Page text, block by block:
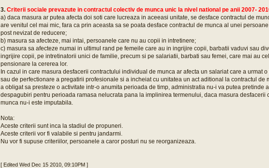
3. Criterii sociale prevazute in contractul colectiv de munca unic la nivel national pe anii 2007-
a) daca masura ar putea afecta doi soti care lucreaza in aceeasi unitate, se desface contractul de
are venitul cel mai mic, fara ca prin aceasta sa se poata desface contractul de munca al unei
post nevizat de reducere;
b) masura sa afecteze, mai intai, persoanele care nu au copii in intretinere;
c) masura sa afecteze numai in ultimul rand pe femeile care au in ingrijire copii, barbatii vaduvi sau
ingrijire copii, pe intretinatorii unici de familie, precum si pe salariatii, barbati sau femei, care mai au
pensionare la cererea lor.
In cazul in care masura desfacerii contractului individual de munca ar afecta un salariat care a urmat
sau de perfectionare a pregatirii profesionale si a incheiat cu unitatea un act aditional la contractul de
a obligat sa presteze o activitate intr-o anumita perioada de timp, administratia nu-i va putea pretinde
despagubiri pentru perioada ramasa nelucrata pana la implinirea termenului, daca masura desfacerii
munca nu-i este imputabila.
Nota:
Aceste criterii sunt inca la stadiul de propuneri.
Aceste criterii vor fi valabile si pentru jandarmi.
Nu vor fi supuse criteriilor, persoanele a caror posturi nu se reorganizeaza.
[ Edited Wed Dec 15 2010, 09:10PM ]